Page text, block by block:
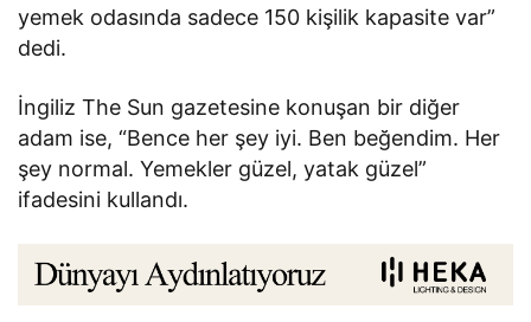
yemek odasında sadece 150 kişilik kapasite var”
dedi.
İngiliz The Sun gazetesine konuşan bir diğer
adam ise, “Bence her şey iyi. Ben beğendim. Her
şey normal. Yemekler güzel, yatak güzel”
ifadesini kullandı.